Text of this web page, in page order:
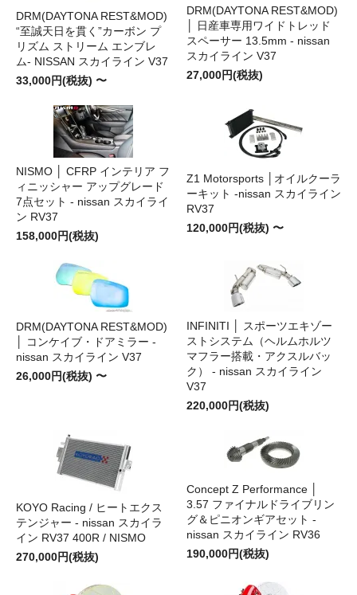
DRM(DAYTONA REST&MOD)
“至誠天日を貫く”カーボン プ
リズム ストリーム エンブレ
ム- NISSAN スカイライン V37
33,000円(税抜) 〜
DRM(DAYTONA REST&MOD)
│ 日産車専用ワイドトレッド
スペーサー 13.5mm - nissan
スカイライン V37
27,000円(税抜)
NISMO │ CFRP インテリア フ
ィニッシャー アップグレード
7点セット - nissan スカイライ
ン RV37
158,000円(税抜)
Z1 Motorsports │オイルクーラ
ーキット -nissan スカイライン
RV37
120,000円(税抜) 〜
DRM(DAYTONA REST&MOD)
│ コンケイブ・ドアミラー -
nissan スカイライン V37
26,000円(税抜) 〜
INFINITI │ スポーツエキゾー
ストシステム（ヘルムホルツ
マフラー搭載・アクスルバッ
ク） - nissan スカイライン
V37
220,000円(税抜)
KOYO Racing / ヒートエクス
テンジャー - nissan スカイラ
イン RV37 400R / NISMO
270,000円(税抜)
Concept Z Performance │
3.57 ファイナルドライブリン
グ＆ピニオンギアセット -
nissan スカイライン RV36
190,000円(税抜)